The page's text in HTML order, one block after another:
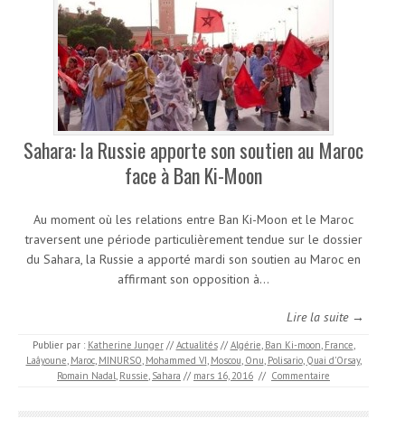
Sahara: la Russie apporte son soutien au Maroc
face à Ban Ki-Moon
Au moment où les relations entre Ban Ki-Moon et le Maroc
traversent une période particulièrement tendue sur le dossier
du Sahara, la Russie a apporté mardi son soutien au Maroc en
affirmant son opposition à…
Lire la suite →
Publier par : Katherine Junger // Actualités // Algérie, Ban Ki-moon, France,
Laâyoune, Maroc, MINURSO, Mohammed VI, Moscou, Onu, Polisario, Quai d’Orsay,
Romain Nadal, Russie, Sahara // mars 16, 2016 // Commentaire